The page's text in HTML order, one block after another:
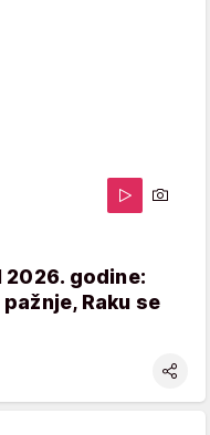
2026. godine:
Raku se